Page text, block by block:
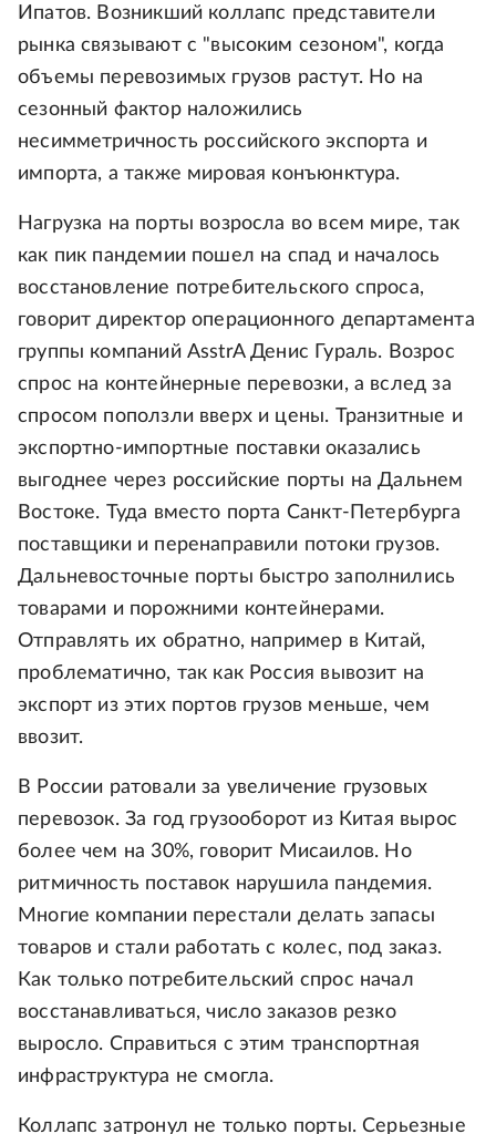
Ипатов. Возникший коллапс представители
рынка связывают с "высоким сезоном", когда
объемы перевозимых грузов растут. Но на
сезонный фактор наложились
несимметричность российского экспорта и
импорта, а также мировая конъюнктура.
Нагрузка на порты возросла во всем мире, так
как пик пандемии пошел на спад и началось
восстановление потребительского спроса,
говорит директор операционного департамента
группы компаний AsstrA Денис Гураль. Возрос
спрос на контейнерные перевозки, а вслед за
спросом поползли вверх и цены. Транзитные и
экспортно-импортные поставки оказались
выгоднее через российские порты на Дальнем
Востоке. Туда вместо порта Санкт-Петербурга
поставщики и перенаправили потоки грузов.
Дальневосточные порты быстро заполнились
товарами и порожними контейнерами.
Отправлять их обратно, например в Китай,
проблематично, так как Россия вывозит на
экспорт из этих портов грузов меньше, чем
ввозит.
В России ратовали за увеличение грузовых
перевозок. За год грузооборот из Китая вырос
более чем на 30%, говорит Мисаилов. Но
ритмичность поставок нарушила пандемия.
Многие компании перестали делать запасы
товаров и стали работать с колес, под заказ.
Как только потребительский спрос начал
восстанавливаться, число заказов резко
выросло. Справиться с этим транспортная
инфраструктура не смогла.
Коллапс затронул не только порты. Серьезные